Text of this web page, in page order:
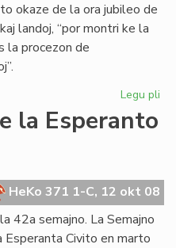
okaze de la ora jubileo de
landoj, “por montri ke la
la procezon de
Legu pli
la Esperanto
HeKo 371 1-C, 12 okt 08
42a semajno. La Semajno
Civito en marto